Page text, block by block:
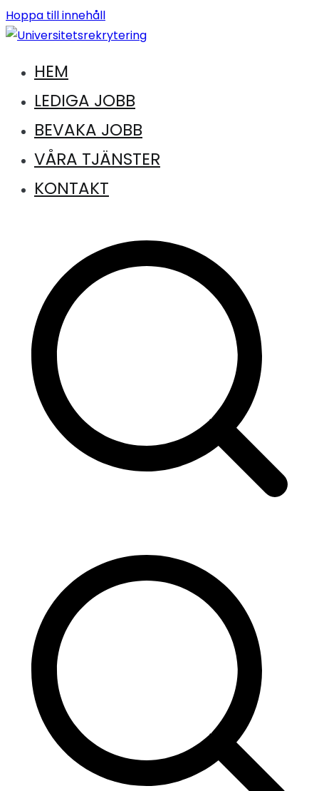
Hoppa till innehåll
Universitetsrekrytering
Jobb inom universitet och högskola
HEM
LEDIGA JOBB
BEVAKA JOBB
VÅRA TJÄNSTER
KONTAKT